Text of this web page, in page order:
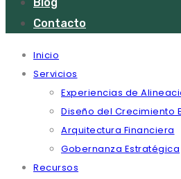
Contacto
Inicio
Servicios
Experiencias de
Diseño del Crecimiento
Arquitectura Financiera
Gobernanza Estratégica
Recursos